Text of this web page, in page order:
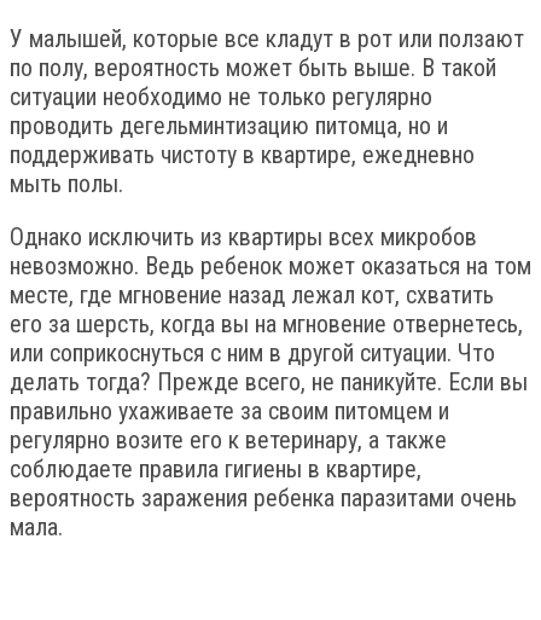
У малышей, которые все кладут в рот или ползают
по полу, вероятность может быть выше. В такой
ситуации необходимо не только регулярно
проводить дегельминтизацию питомца, но и
поддерживать чистоту в квартире, ежедневно
мыть полы.
Однако исключить из квартиры всех микробов
невозможно. Ведь ребенок может оказаться на том
месте, где мгновение назад лежал кот, схватить
его за шерсть, когда вы на мгновение отвернетесь,
или соприкоснуться с ним в другой ситуации. Что
делать тогда? Прежде всего, не паникуйте. Если вы
правильно ухаживаете за своим питомцем и
регулярно возите его к ветеринару, а также
соблюдаете правила гигиены в квартире,
вероятность заражения ребенка паразитами очень
мала.